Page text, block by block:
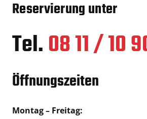
Reservierung unter
Tel.08 11 / 10
Öffnungszeiten
Montag – Freitag: